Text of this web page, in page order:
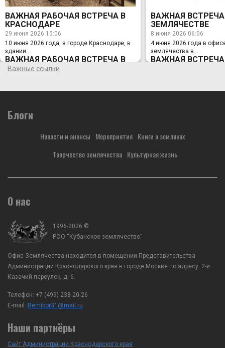
ВАЖНАЯ РАБОЧАЯ ВСТРЕЧА В
КРАСНОДАРЕ
29 июня 2026 15:06
10 июня 2026 года, в городе Краснодаре, в
здании...
ВАЖНАЯ РАБОЧАЯ ВСТРЕЧА В
КРАСНОДАРЕ
Заместителя Губернатора Краснодарского
края по вопросам казачества, спорта и
атамана Кубанского казачьего войска А.А.
Агибалов с заместителем председателя...
ВАЖНАЯ
ЗЕМЛЯЧЕСТВЕ
8 июня 2026 06:06
4 июня 2026 года в
землячества в...
ВАЖНАЯ
работы, ВРИО атамана
Важные ссылки
Блоги
Новости и анонсы Мероприятия Книги о земляках
Творчество землячества Культурная жизнь
О нас
1996-2026 ©
РОО “Кубанское землячество”
Офис Землячества находится в помещении Представительства
Администрации Краснодарского края в городе Москве по адресу: 2-й
Казачий переулок, д. 6.
Телефон: +7 (499) 238-20-26
E-mail: Remibor31@mail.ru
Наши партнёры
Сайт Администрации Краснодарского края